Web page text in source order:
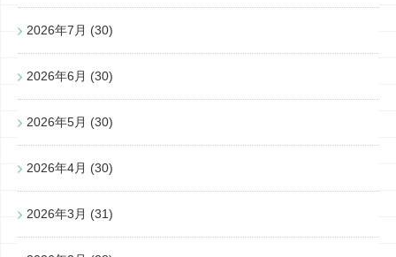
2026年7月 (30)
2026年6月 (30)
2026年5月 (30)
2026年4月 (30)
2026年3月 (31)